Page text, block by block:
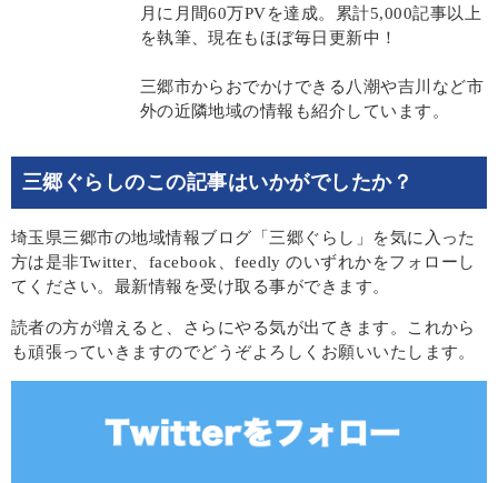
月に月間60万PVを達成。累計5,000記事以上
を執筆、現在もほぼ毎日更新中！
三郷市からおでかけできる八潮や吉川など市
外の近隣地域の情報も紹介しています。
三郷ぐらしのこの記事はいかがでしたか？
埼玉県三郷市の地域情報ブログ「三郷ぐらし」を気に入った
方は是非Twitter、facebook、feedly のいずれかをフォローし
てください。最新情報を受け取る事ができます。
読者の方が増えると、さらにやる気が出てきます。これから
も頑張っていきますのでどうぞよろしくお願いいたします。